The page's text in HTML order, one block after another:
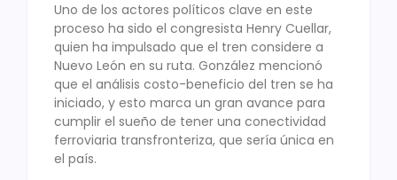
Uno de los actores políticos clave en este
proceso ha sido el congresista Henry Cuellar,
quien ha impulsado que el tren considere a
Nuevo León en su ruta. González mencionó
que el análisis costo-beneficio del tren se ha
iniciado, y esto marca un gran avance para
cumplir el sueño de tener una conectividad
ferroviaria transfronteriza, que sería única en
el país.